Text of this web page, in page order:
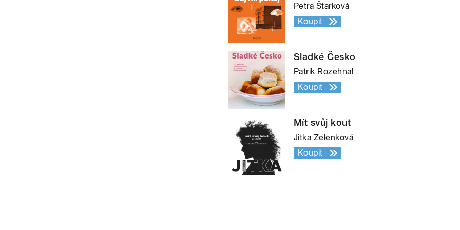
Petra Štarková
Koupit
Sladké Česko
Patrik Rozehnal
Koupit
Mít svůj kout
Jitka Zelenková
Koupit